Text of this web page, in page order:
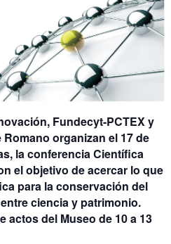
Fundecyt-PCTEX y
organizan el 17 de
laconferencia Científica
el objetivo de acercar lo que
para la conservación del
ciencia y patrimonio.
actos del Museo de 10 a 13